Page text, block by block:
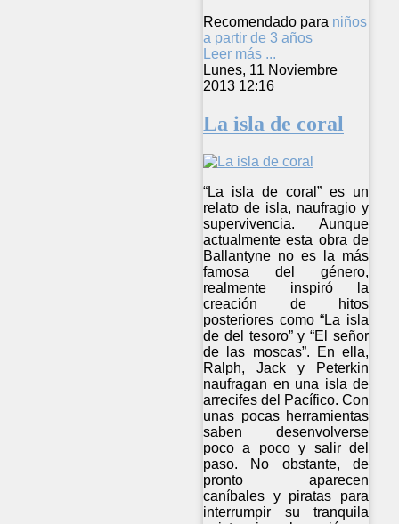
Recomendado para niños
a partir de 3 años
Leer más ...
Lunes, 11 Noviembre
2013 12:16
La isla de coral
“La isla de coral” es un
relato de isla, naufragio y
supervivencia. Aunque
actualmente esta obra de
Ballantyne no es la más
famosa del género,
realmente inspiró la
creación de hitos
posteriores como “La isla
de del tesoro” y “El señor
de las moscas”. En ella,
Ralph, Jack y Peterkin
naufragan en una isla de
arrecifes del Pacífico. Con
unas pocas herramientas
saben desenvolverse
poco a poco y salir del
paso. No obstante, de
pronto aparecen
caníbales y piratas para
interrumpir su tranquila